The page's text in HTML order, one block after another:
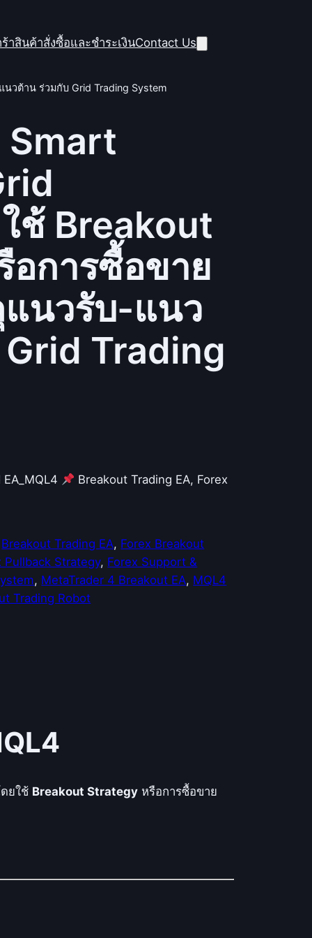
าสินค้าสั่งซื้อและชำระเงินContact Us
วต้าน ร่วมกับ Grid Trading System
ช้ Breakout
อการซื้อขาย
นวรับ-แนว
Trading
Breakout Trading EA, Forex
Breakout Trading EA, Forex Breakout
Pullback Strategy, Forex Support &
, MetaTrader 4 Breakout EA, MQL4
Trading Robot
ยใช้ Breakout Strategy หรือการซื้อขาย